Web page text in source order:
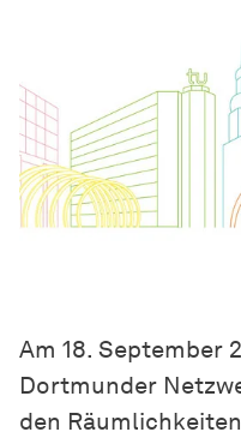
Am 18. September
Dortmunder
den